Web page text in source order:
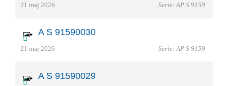
21 maj 2026 Serie: AP S 9159
A S 91590030
21 maj 2026 Serie: AP S 9159
A S 91590029